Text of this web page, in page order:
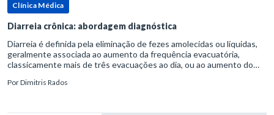
Clínica Médica
Diarreia crônica: abordagem diagnóstica
Diarreia é definida pela eliminação de fezes amolecidas ou líquidas,
geralmente associada ao aumento da frequência evacuatória,
classicamente mais de três evacuações ao dia, ou ao aumento do
PorDimitris Rados